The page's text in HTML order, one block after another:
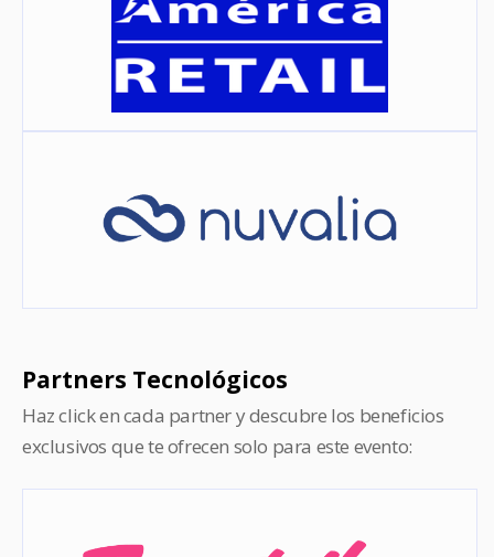
Partners Tecnológicos
Haz click en cada partner y descubre los beneficios
exclusivos que te ofrecen solo para este evento: